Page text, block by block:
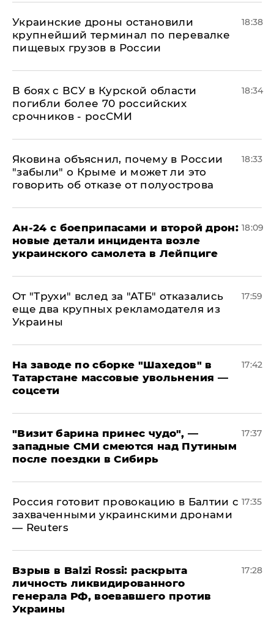
Украинские дроны остановили
крупнейший терминал по перевалке
пищевых грузов в России
18:38
В боях с ВСУ в Курской области
погибли более 70 российских
срочников - росСМИ
18:34
Яковина объяснил, почему в России
"забыли" о Крыме и может ли это
говорить об отказе от полуострова
18:33
Ан-24 с боеприпасами и второй дрон:
новые детали инцидента возле
украинского самолета в Лейпциге
18:09
От "Трухи" вслед за "АТБ" отказались
еще два крупных рекламодателя из
Украины
17:59
На заводе по сборке "Шахедов" в
Татарстане массовые увольнения —
соцсети
17:42
"Визит барина принес чудо", —
западные СМИ смеются над Путиным
после поездки в Сибирь
17:37
​Россия готовит провокацию в Балтии с
захваченными украинскими дронами
— Reuters
17:35
​Взрыв в Balzi Rossi: раскрыта
личность ликвидированного
генерала РФ, воевавшего против
Украины
17:28